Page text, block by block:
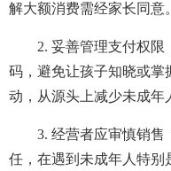
解大额消费需经家长同意。
2. 妥善管理支付权限
码，避免让孩子知晓或掌
动，从源头上减少未成年
3. 经营者应审慎销售
任，在遇到未成年人特别